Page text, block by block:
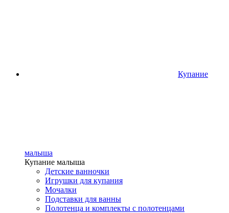
Купание
малыша
Купание малыша
Детские ванночки
Игрушки для купания
Мочалки
Подставки для ванны
Полотенца и комплекты с полотенцами